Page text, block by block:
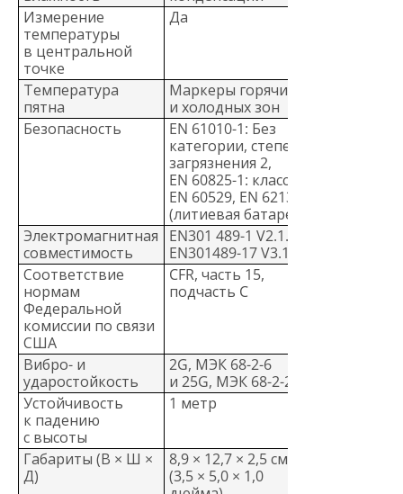
Измерение
температуры
в центральной
точке
Да
Температура
пятна
Маркеры горячих
и холодных зон
Безопасность
EN 61010-1: Без
категории, степень
загрязнения 2,
EN 60825-1: класс 2,
EN 60529, EN 62133
(литиевая батарея)
Электромагнитная
совместимость
EN301 489-1 V2.1.1
EN301489-17 V3.1.
Соответствие
нормам
Федеральной
комиссии по связи
США
CFR, часть 15,
подчасть C
Вибро- и
ударостойкость
2G, МЭК 68-2-6
и 25G, МЭК 68-2-29
Устойчивость
к падению
с высоты
1 метр
Габариты (В × Ш ×
Д)
8,9 × 12,7 × 2,5 см
(3,5 × 5,0 × 1,0